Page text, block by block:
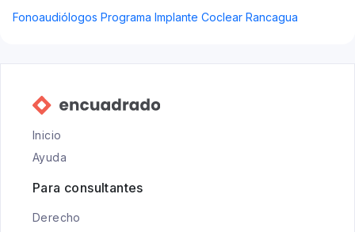
Fonoaudiólogos Programa Implante Coclear Rancagua
Inicio
Ayuda
Para consultantes
Derecho